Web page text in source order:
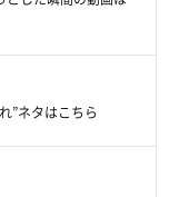
”ネタはこちら